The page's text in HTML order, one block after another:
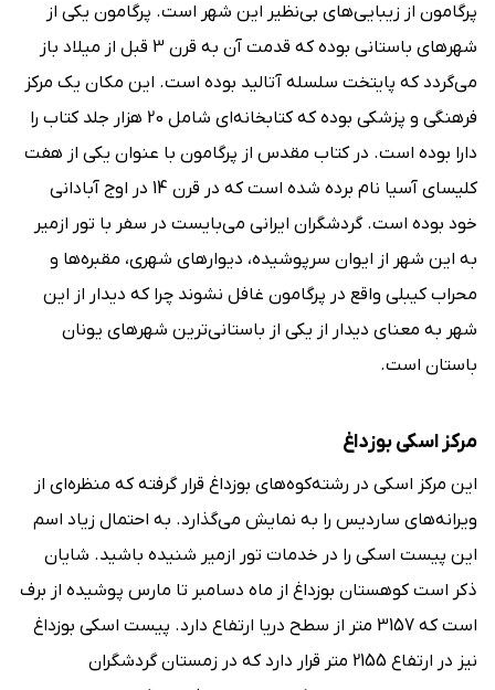
پرگامون از زیبایی‌های بی‌نظیر این شهر است. پرگامون یکی از
شهرهای باستانی بوده که قدمت آن به قرن 3 قبل از میلاد باز
می‌گردد که پایتخت سلسله آتالید بوده است. این مکان یک مرکز
فرهنگی و پزشکی بوده که کتابخانه‌ای شامل 20 هزار جلد کتاب را
دارا بوده است. در کتاب مقدس از پرگامون با عنوان یکی از هفت
کلیسای آسیا نام برده شده است که در قرن 14 در اوج آبادانی
خود بوده است. گردشگران ایرانی می‌بایست در سفر با تور ازمیر
به این شهر از ایوان سرپوشیده، دیوارهای شهری، مقبره‌ها و
محراب کیبلی واقع در پرگامون غافل نشوند چرا که دیدار از این
شهر به معنای دیدار از یکی از باستانی‌ترین شهرهای یونان
باستان است.
مرکز اسکی بوزداغ
این مرکز اسکی در رشته‌کوه‌های بوزداغ قرار گرفته که منظره‌ای از
ویرانه‌های ساردیس را به نمایش می‌گذارد. به احتمال زیاد اسم
این پیست اسکی را در خدمات تور ازمیر شنیده باشید. شایان
ذکر است کوهستان بوزداغ از ماه دسامبر تا مارس پوشیده از برف
است که 3157 متر از سطح دریا ارتفاع دارد. پیست اسکی بوزداغ
نیز در ارتفاع 2155 متر قرار دارد که در زمستان گردشگران